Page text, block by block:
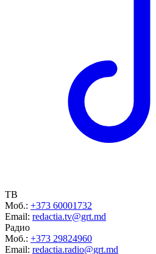
ТВ
Моб.: +373 60001732
Email: redactia.tv@grt.md
Радио
Моб.: +373 29824960
Email: redactia.radio@grt.md